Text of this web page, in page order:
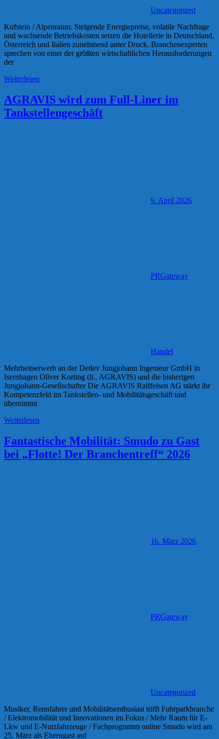
Uncategorized
Kufstein / Alpenraum. Steigende Energiepreise, volatile Nachfrage
und wachsende Betriebskosten setzen die Hotellerie in Deutschland,
Österreich und Italien zunehmend unter Druck. Branchenexperten
sprechen von einer der größten wirtschaftlichen Herausforderungen
der
Weiterlesen
AGRAVIS wird zum Full-Liner im
Tankstellengeschäft
9. April 2026
PRGateway
Handel
Mehrheitserwerb an der Detlev Jungjohann Ingenieur GmbH in
Isernhagen Oliver Korting (li., AGRAVIS) und die bisherigen
Jungjohann-Gesellschafter Die AGRAVIS Raiffeisen AG stärkt ihr
Kompetenzfeld im Tankstellen- und Mobilitätsgeschäft und
übernimmt
Weiterlesen
Fantastische Mobilität: Smudo zu Gast
bei „Flotte! Der Branchentreff“ 2026
16. März 2026
PRGateway
Uncategorized
Musiker, Rennfahrer und Mobilitätsenthusiast trifft Fuhrparkbranche
/ Elektromobilität und Innovationen im Fokus / Mehr Raum für E-
Lkw und E-Nutzfahrzeuge / Fachprogramm online Smudo wird am
25. März als Ehrengast auf